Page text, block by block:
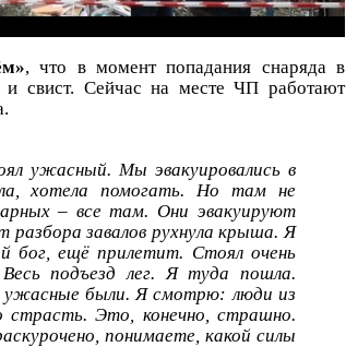
, что в момент попадания снаряда в
свист. Сейчас на месте ЧП работают
ужасный. Мы эвакуировались в
хотела помогать. Но там не
– все там. Они эвакуируют
завалов рухнула крыша. Я
бог, ещё прилетит. Стоял очень
подъезд лег. Я туда пошла.
ужасные были. Я смотрю: люди из
страсть. Это, конечно, страшно.
понимаете, какой силы